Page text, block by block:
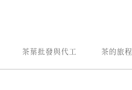
茶葉批發與代工 茶的旅程